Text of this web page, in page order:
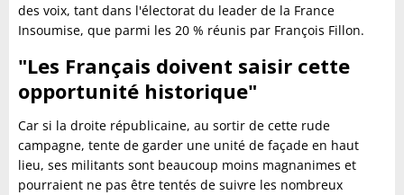
des voix, tant dans l'électorat du leader de la France
Insoumise, que parmi les 20 % réunis par François Fillon.
"Les Français doivent saisir cette
opportunité historique"
Car si la droite républicaine, au sortir de cette rude
campagne, tente de garder une unité de façade en haut
lieu, ses militants sont beaucoup moins magnanimes et
pourraient ne pas être tentés de suivre les nombreux